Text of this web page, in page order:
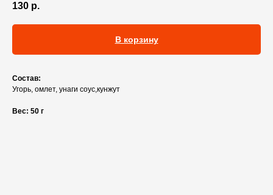
130 р.
В корзину
Состав:
Угорь, омлет, унаги соус,кунжут
Вес: 50 г